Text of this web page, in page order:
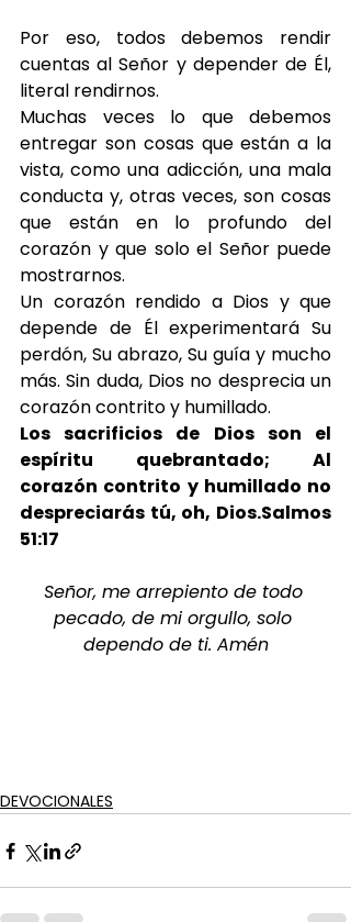
Por eso, todos debemos rendir
cuentas al Señor y depender de Él,
literal rendirnos.
Muchas veces lo que debemos
entregar son cosas que están a la
vista, como una adicción, una mala
conducta y, otras veces, son cosas
que están en lo profundo del
corazón y que solo el Señor puede
mostrarnos.
Un corazón rendido a Dios y que
depende de Él experimentará Su
perdón, Su abrazo, Su guía y mucho
más. Sin duda, Dios no desprecia un
corazón contrito y humillado.
Los sacrificios de Dios son el
espíritu quebrantado; Al
corazón contrito y humillado no
despreciarás tú, oh, Dios.Salmos
51:17
Señor, me arrepiento de todo
pecado, de mi orgullo, solo
dependo de ti. Amén
DEVOCIONALES